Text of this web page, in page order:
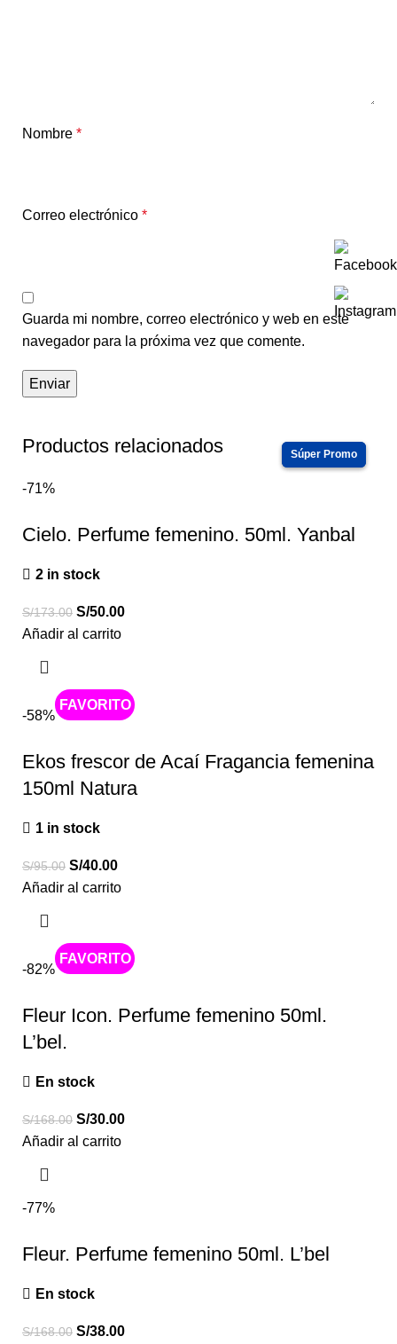
Nombre *
Correo electrónico *
Guarda mi nombre, correo electrónico y web en este
navegador para la próxima vez que comente.
Productos relacionados
-71%
Cielo. Perfume femenino. 50ml. Yanbal
2 in stock
S/173.00 S/50.00
Añadir al carrito
-58%
Caliente
Ekos frescor de Acaí Fragancia femenina
150ml Natura
1 in stock
S/95.00 S/40.00
Añadir al carrito
-82%
Caliente
Fleur Icon. Perfume femenino 50ml.
L’bel.
En stock
S/168.00 S/30.00
Añadir al carrito
-77%
Fleur. Perfume femenino 50ml. L’bel
En stock
S/168.00 S/38.00